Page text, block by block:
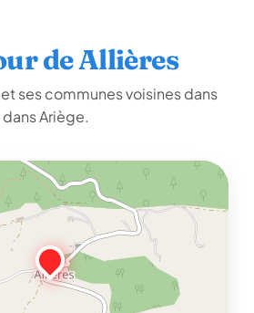
de Allières
ses communes voisines dans
Ariège.